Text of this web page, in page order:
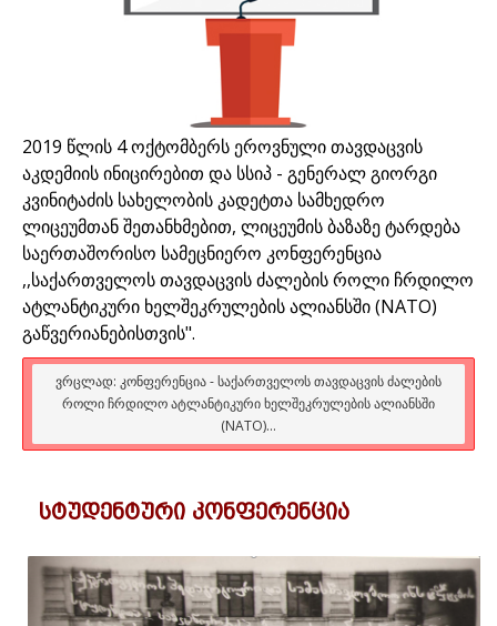
2019 წლის 4 ოქტომბერს ეროვნული თავდაცვის
აკდემიის ინიცირებით და სსიპ - გენერალ გიორგი
კვინიტაძის სახელობის კადეტთა სამხედრო
ლიცეუმთან შეთანხმებით, ლიცეუმის ბაზაზე ტარდება
საერთაშორისო სამეცნიერო კონფერენცია
,,საქართველოს თავდაცვის ძალების როლი ჩრდილო
ატლანტიკური ხელშეკრულების ალიანსში (NATO)
გაწვერიანებისთვის".
ᲕᲠᲪᲚᲐᲓ: ᲙᲝᲜᲤᲔᲠᲔᲜᲪᲘᲐ - ᲡᲐᲥᲐᲠᲗᲕᲔᲚᲝᲡ ᲗᲐᲕᲓᲐᲪᲕᲘᲡ ᲫᲐᲚᲔᲑᲘᲡ
ᲠᲝᲚᲘ ᲩᲠᲓᲘᲚᲝ ᲐᲢᲚᲐᲜᲢᲘᲙᲣᲠᲘ ᲮᲔᲚᲨᲔᲙᲠᲣᲚᲔᲑᲘᲡ ᲐᲚᲘᲐᲜᲡᲨᲘ
(NATO)...
სტუდენტური კონფერენცია